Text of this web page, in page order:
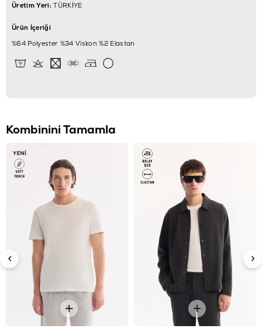
Üretim Yeri:TÜRKİYE
Ürün İçeriği
%64 Polyester %34 Viskon %2 Elastan
Kombinini Tamamla